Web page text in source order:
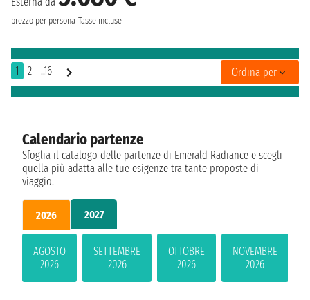
prezzo per persona Tasse incluse
1 2 ..16 Ordina per
Calendario partenze
Sfoglia il catalogo delle partenze di Emerald Radiance e scegli
quella più adatta alle tue esigenze tra tante proposte di
viaggio.
2026 2027
AGOSTO
2026
SETTEMBRE
2026
OTTOBRE
2026
NOVEMBRE
2026